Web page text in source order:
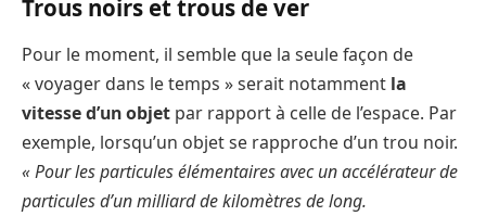
Trous noirs et trous de ver
Pour le moment, il semble que la seule façon de
« voyager dans le temps » serait notamment la
vitesse d’un objet par rapport à celle de l’espace. Par
exemple, lorsqu’un objet se rapproche d’un trou noir.
« Pour les particules élémentaires avec un accélérateur de
particules d’un milliard de kilomètres de long.